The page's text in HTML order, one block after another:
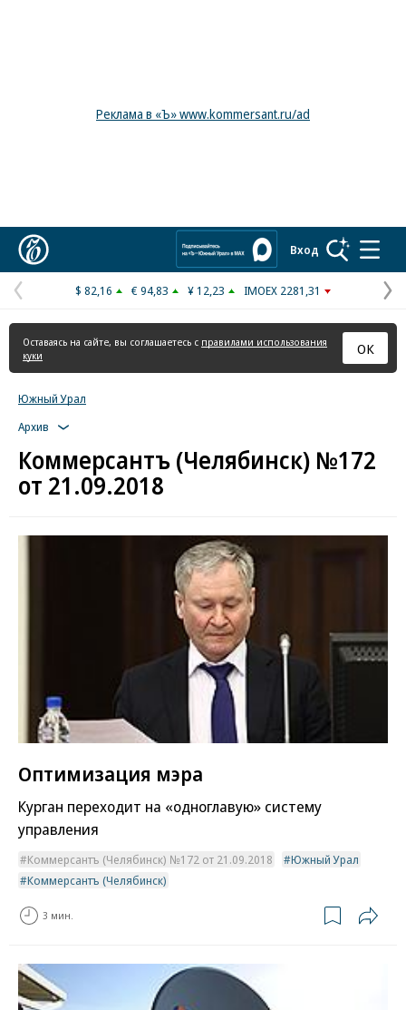
Реклама в «Ъ» www.kommersant.ru/ad
Вход
Предыдущая
страница
$ 82,16 € 94,83 ¥ 12,23 IMOEX 2281,31
Оставаясь на сайте, вы соглашаетесь с правилами использования
куки
ОК
Южный Урал
Архив
Коммерсантъ (Челябинск) №172
от 21.09.2018
Оптимизация мэра
Курган переходит на «одноглавую» систему
управления
Коммерсантъ (Челябинск) №172 от 21.09.2018
Южный Урал
Коммерсантъ (Челябинск)
3 мин.